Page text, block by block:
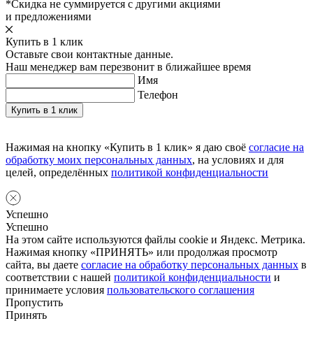
*Скидка не суммируется с другими акциями
и предложениями
Купить в 1 клик
Оставьте свои контактные данные.
Наш менеджер вам перезвонит в ближайшее время
Имя
Телефон
Нажимая на кнопку «Купить в 1 клик» я даю своё согласие на
обработку моих персональных данных, на условиях и для
целей, определённых политикой конфиденциальности
Успешно
Успешно
На этом сайте используются файлы cookie и Яндекс. Метрика.
Нажимая кнопку «ПРИНЯТЬ» или продолжая просмотр
сайта, вы даете согласие на обработку персональных данных в
соответствии с нашей политикой конфиденциальности и
принимаете условия пользовательского соглашения
Пропустить
Принять